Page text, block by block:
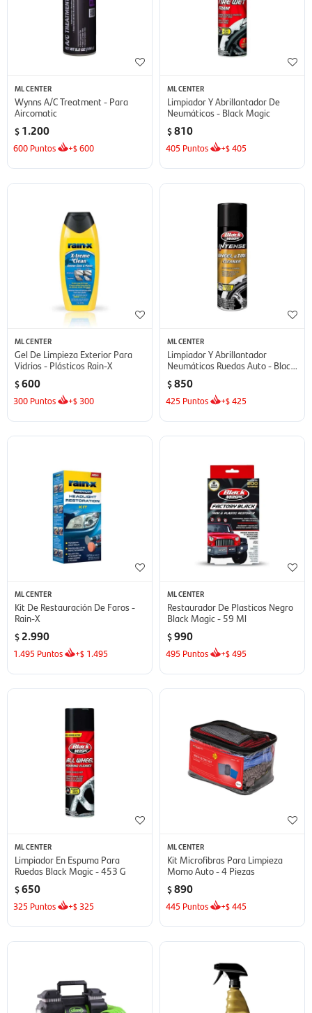
ML CENTER
Wynns A/C Treatment - Para
Aircomatic
$ 1.200
600 Puntos +$600
ML CENTER
Limpiador Y Abrillantador De
Neumáticos - Black Magic
$810
405 Puntos +$405
ML CENTER
Gel De Limpieza Exterior Para
Vidrios - Plásticos Rain-X
$600
300 Puntos +$ 300
ML CENTER
Limpiador Y Abrillantador
Neumáticos Ruedas Auto - Black
$850
425 Puntos +$425
ML CENTER
Kit De Restauración De Faros -
Rain-X
$ 2.990
1.495 Puntos +$ 1.495
ML CENTER
Restaurador De Plasticos Negro
Black Magic - 59 Ml
$990
495 Puntos +$495
ML CENTER
Limpiador En Espuma Para
Ruedas Black Magic - 453 G
$650
325 Puntos +$ 325
ML CENTER
Kit Microfibras Para Limpieza
Momo Auto - 4 Piezas
$890
445 Puntos +$445